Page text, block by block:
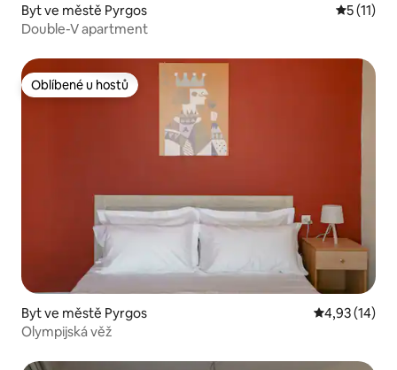
Byt ve městě Pyrgos
5 (11)
Double-V apartment
Oblíbené u hostů
Oblíbené u hostů
Byt ve městě Pyrgos Průměrné
4,93 (14)
Olympijská věž